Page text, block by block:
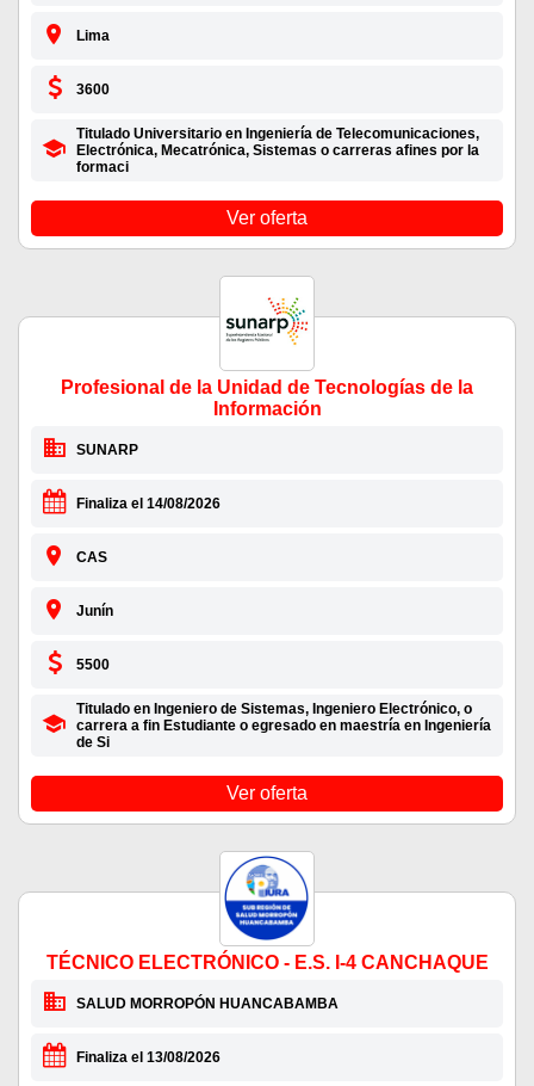
Lima
3600
Titulado Universitario en Ingeniería de Telecomunicaciones,
Electrónica, Mecatrónica, Sistemas o carreras afines por la
formaci
Ver oferta
Profesional de la Unidad de Tecnologías de la
Información
SUNARP
Finaliza el 14/08/2026
CAS
Junín
5500
Titulado en Ingeniero de Sistemas, Ingeniero Electrónico, o
carrera a fin Estudiante o egresado en maestría en Ingeniería
de Si
Ver oferta
TÉCNICO ELECTRÓNICO - E.S. I-4 CANCHAQUE
SALUD MORROPÓN HUANCABAMBA
Finaliza el 13/08/2026